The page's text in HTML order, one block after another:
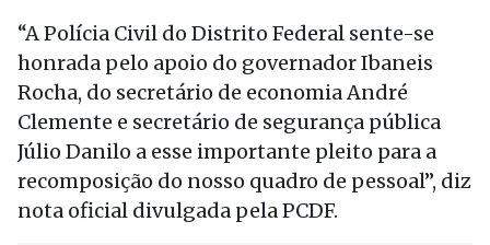
“A Polícia Civil do Distrito Federal sente-se
honrada pelo apoio do governador Ibaneis
Rocha, do secretário de economia André
Clemente e secretário de segurança pública
Júlio Danilo a esse importante pleito para a
recomposição do nosso quadro de pessoal”, diz
nota oficial divulgada pela PCDF.